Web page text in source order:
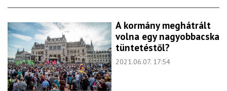
A kormány meghátrált
volna egy nagyobbacska
tüntetéstől?
2021.06.07. 17:54